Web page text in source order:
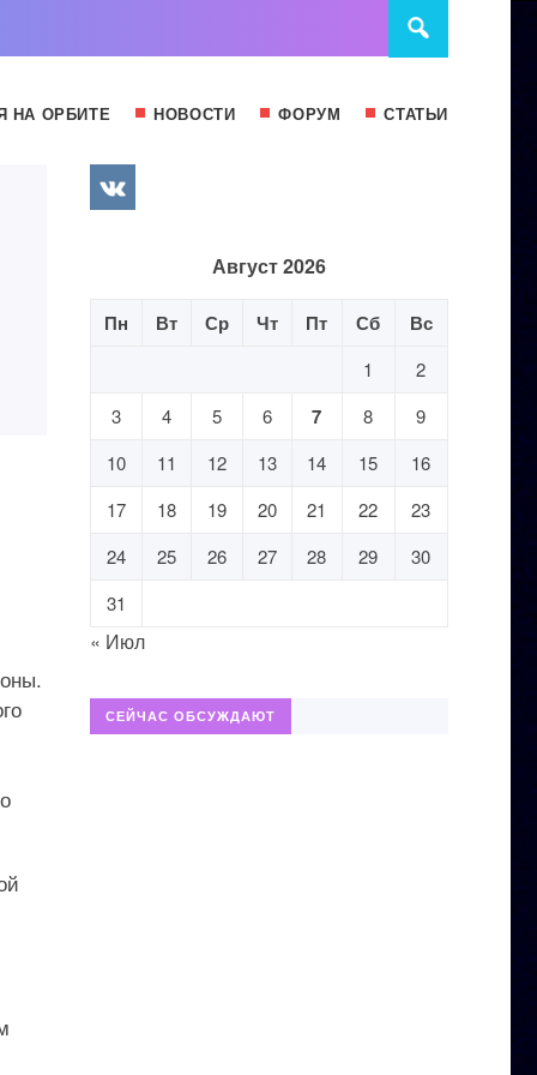
НА ОРБИТЕ НОВОСТИ ФОРУМ СТАТЬИ
Август 2026
Пн Вт Ср Чт Пт Сб Вс
1
2
3
4 5 6 7 8
9
10
11 12 13 14 15
16
17
18 19 20 21 22
23
24
25 26 27 28 29
30
31
« Июл
СЕЙЧАС ОБСУЖДАЮТ